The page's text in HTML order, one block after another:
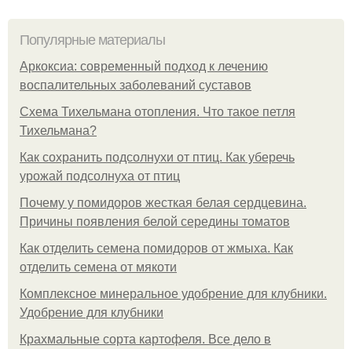
Популярные материалы
Аркоксиа: современный подход к лечению
воспалительных заболеваний суставов
Схема Тихельмана отопления. Что такое петля
Тихельмана?
Как сохранить подсолнухи от птиц. Как уберечь
урожай подсолнуха от птиц
Почему у помидоров жесткая белая сердцевина.
Причины появления белой середины томатов
Как отделить семена помидоров от жмыха. Как
отделить семена от мякоти
Комплексное минеральное удобрение для клубники.
Удобрение для клубники
Крахмальные сорта картофеля. Все дело в